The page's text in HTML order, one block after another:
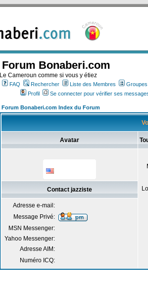
Forum Bonaberi.com
Le Cameroun comme si vous y étiez
FAQ Rechercher Liste des Membres
Profil
Se connecter pour vérifier ses
Forum Bonaberi.com Index du Forum
Avatar
Contact jazziste
Adresse e-mail:
Message Privé:
MSN Messenger:
Yahoo Messenger:
Adresse AIM:
Numéro ICQ: